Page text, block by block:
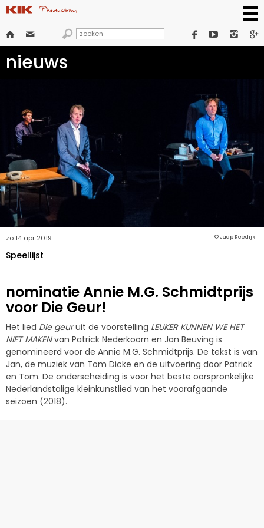
      
nieuws
© Jaap Reedijk
zo 14 apr 2019
Speellijst
nominatie Annie M.G. Schmidtprijs
voor Die Geur!
Het lied Die geuruit de voorstelling LEUKER KUNNEN WE HET
NIET MAKENvan Patrick Nederkoorn en Jan Beuving is
genomineerd voor de Annie M.G. Schmidtprijs. De tekst is van
Jan, de muziek van Tom Dicke en de uitvoering door Patrick
en Tom. De onderscheiding is voor het beste oorspronkelijke
Nederlandstalige kleinkunstlied van het voorafgaande
seizoen (2018).